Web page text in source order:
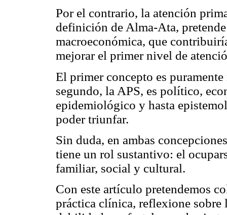
Por el contrario, la atención
definición de Alma-Ata,
macroeconómica, que
mejorar el primer nivel de
El primer concepto es
segundo, la APS, es político,
epidemiológico y hasta
poder triunfar.
Sin duda, en ambas
tiene un rol sustantivo: el
familiar, social y cultural.
Con este artículo pretendemos
práctica clínica, reflexione sobre